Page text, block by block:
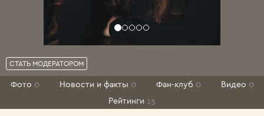
СТАТЬ МОДЕРАТОРОМ
Фото 0 Новости и факты 0 Фан-клуб 0 Видео 0
Рейтинги 15